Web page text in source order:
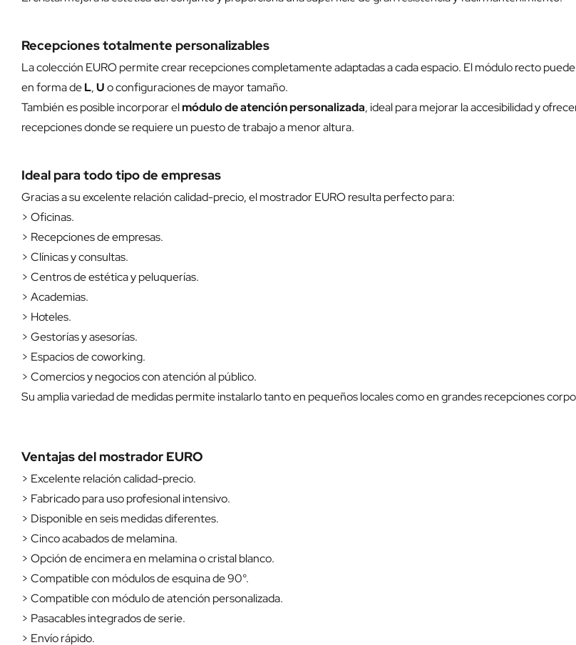
Recepciones totalmente personalizables
La colección EURO permite crear recepciones completamente adaptadas a cada espacio. El módulo recto
en forma deL,Uo configuraciones de mayor tamaño.
También es posible incorporar elmódulo de atención personalizada, ideal para mejorar la accesibilidad y
recepciones donde se requiere un puesto de trabajo a menor altura.
Ideal para todo tipo de empresas
Gracias a su excelente relación calidad-precio, el mostrador EURO resulta perfecto para:
> Oficinas.
> Recepciones de empresas.
> Clínicas y consultas.
> Centros de estética y peluquerías.
> Academias.
> Hoteles.
> Gestorías y asesorías.
> Espacios de coworking.
> Comercios y negocios con atención al público.
Su amplia variedad de medidas permite instalarlo tanto en pequeños locales como en grandes recepciones
Ventajas del mostrador EURO
> Excelente relación calidad-precio.
> Fabricado para uso profesional intensivo.
> Disponible en seis medidas diferentes.
> Cinco acabados de melamina.
> Opción de encimera en melamina o cristal blanco.
> Compatible con módulos de esquina de 90°.
> Compatible con módulo de atención personalizada.
> Pasacables integrados de serie.
> Envío rápido.